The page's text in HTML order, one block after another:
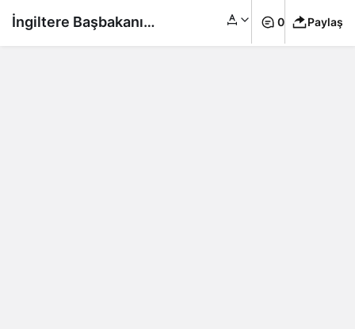
İngiltere Başbakanı 0 Paylaş